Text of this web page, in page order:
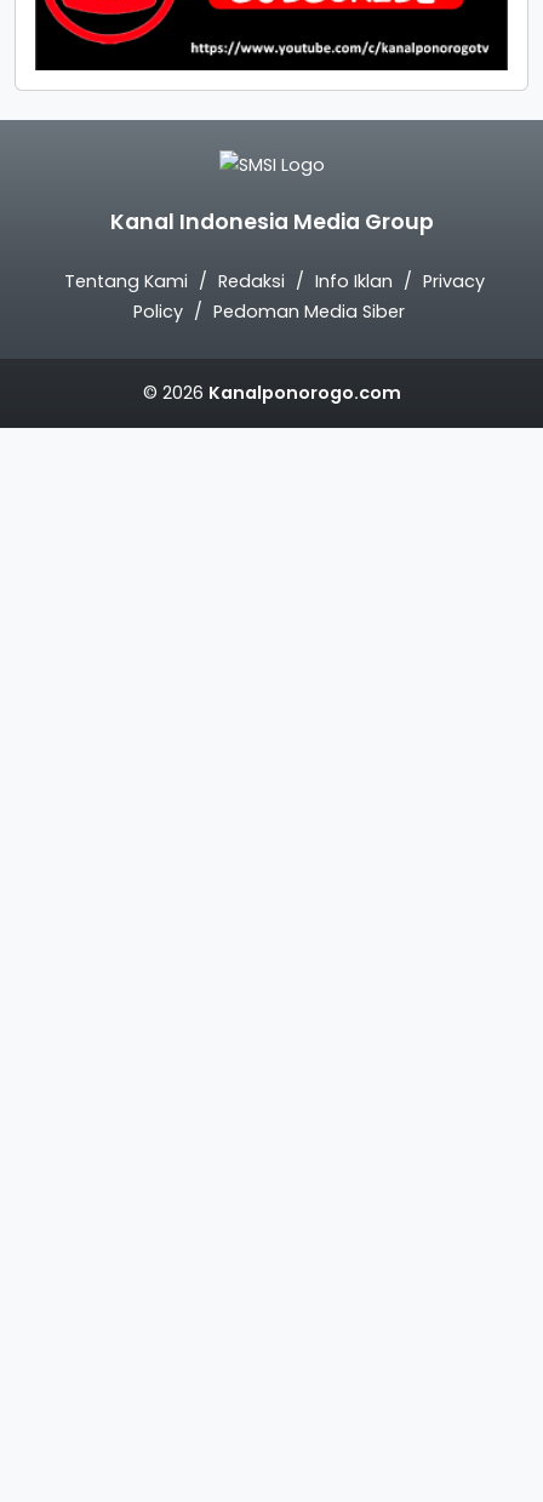
Kanal Indonesia Media Group
Tentang Kami Redaksi Info Iklan
Privacy
Policy
Pedoman Media Siber
© 2026 Kanalponorogo.com